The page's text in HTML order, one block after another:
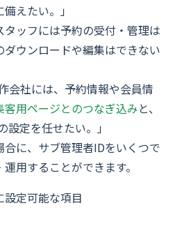
えたい。」
タッフには予約の受付・管理は
ウンロードや編集はできない
会社には、予約情報や会員情
客用ページとのつなぎ込みと、
定を任せたい。」
に、サブ管理者IDをいくつで
用することができます。
定可能な項目